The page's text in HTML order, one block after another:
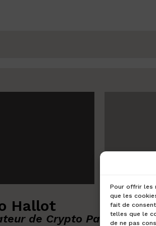
Pour offrir les
que les
fait de
telles que le
de ne pas
Hallot
de Crypto Patrimoine